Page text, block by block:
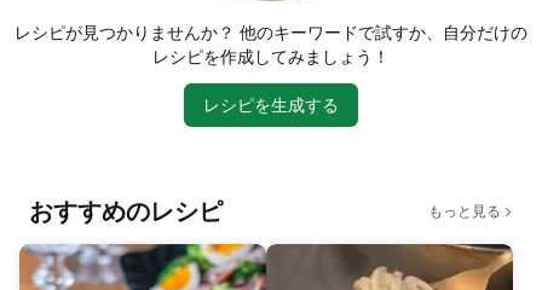
レシピが見つかりませんか？ 他のキーワードで試すか、自分だけの
レシピを作成してみましょう！
レシピを生成する
おすすめのレシピ もっと見る